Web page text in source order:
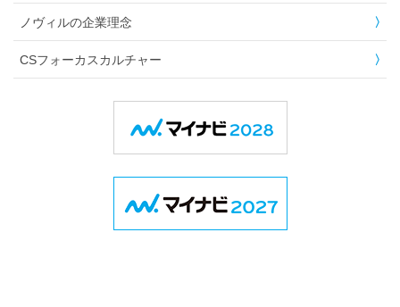
ノヴィルの企業理念
CSフォーカスカルチャー